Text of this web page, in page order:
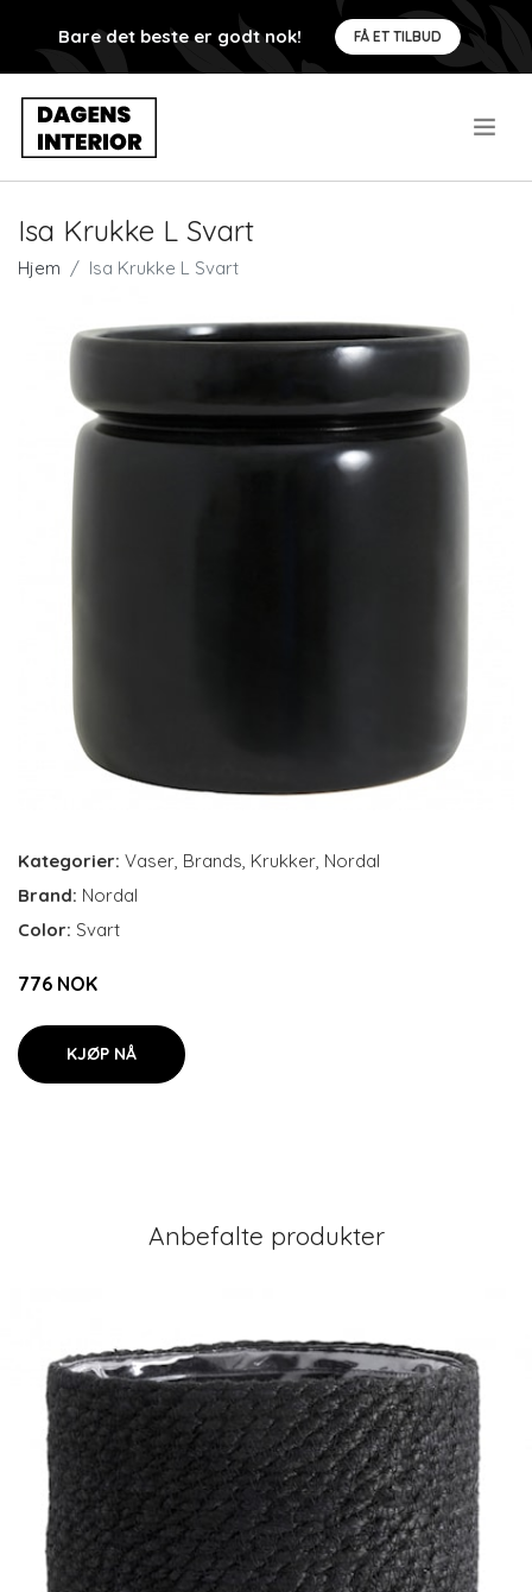
Bare det beste er godt nok! FÅ ET TILBUD
Isa Krukke L Svart
Hjem Isa Krukke L Svart
Kategorier: Vaser Brands Krukker Nordal
Brand: Nordal
Color: Svart
776 NOK
KJØP NÅ
Anbefalte produkter